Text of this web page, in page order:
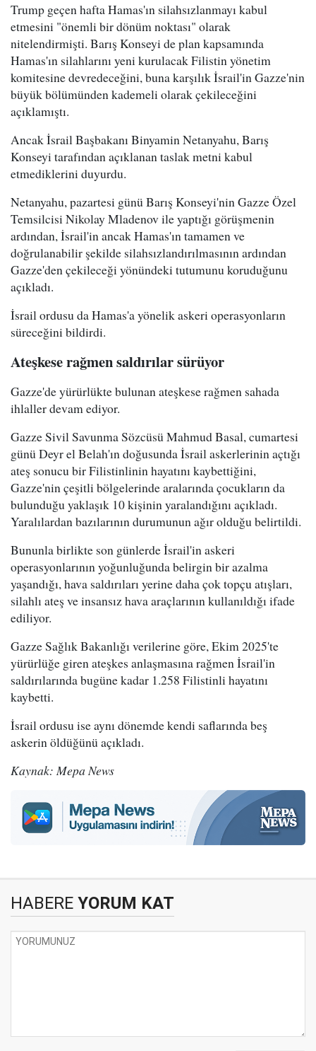
Trump geçen hafta Hamas'ın silahsızlanmayı kabul
etmesini "önemli bir dönüm noktası" olarak
nitelendirmişti. Barış Konseyi de plan kapsamında
Hamas'ın silahlarını yeni kurulacak Filistin yönetim
komitesine devredeceğini, buna karşılık İsrail'in Gazze'nin
büyük bölümünden kademeli olarak çekileceğini
açıklamıştı.
Ancak İsrail Başbakanı Binyamin Netanyahu, Barış
Konseyi tarafından açıklanan taslak metni kabul
etmediklerini duyurdu.
Netanyahu, pazartesi günü Barış Konseyi'nin Gazze Özel
Temsilcisi Nikolay Mladenov ile yaptığı görüşmenin
ardından, İsrail'in ancak Hamas'ın tamamen ve
doğrulanabilir şekilde silahsızlandırılmasının ardından
Gazze'den çekileceği yönündeki tutumunu koruduğunu
açıkladı.
İsrail ordusu da Hamas'a yönelik askeri operasyonların
süreceğini bildirdi.
Ateşkese rağmen saldırılar sürüyor
Gazze'de yürürlükte bulunan ateşkese rağmen sahada
ihlaller devam ediyor.
Gazze Sivil Savunma Sözcüsü Mahmud Basal, cumartesi
günü Deyr el Belah'ın doğusunda İsrail askerlerinin açtığı
ateş sonucu bir Filistinlinin hayatını kaybettiğini,
Gazze'nin çeşitli bölgelerinde aralarında çocukların da
bulunduğu yaklaşık 10 kişinin yaralandığını açıkladı.
Yaralılardan bazılarının durumunun ağır olduğu belirtildi.
Bununla birlikte son günlerde İsrail'in askeri
operasyonlarının yoğunluğunda belirgin bir azalma
yaşandığı, hava saldırıları yerine daha çok topçu atışları,
silahlı ateş ve insansız hava araçlarının kullanıldığı ifade
ediliyor.
Gazze Sağlık Bakanlığı verilerine göre, Ekim 2025'te
yürürlüğe giren ateşkes anlaşmasına rağmen İsrail'in
saldırılarında bugüne kadar 1.258 Filistinli hayatını
kaybetti.
İsrail ordusu ise aynı dönemde kendi saflarında beş
askerin öldüğünü açıkladı.
Kaynak: Mepa News
HABERE YORUM KAT